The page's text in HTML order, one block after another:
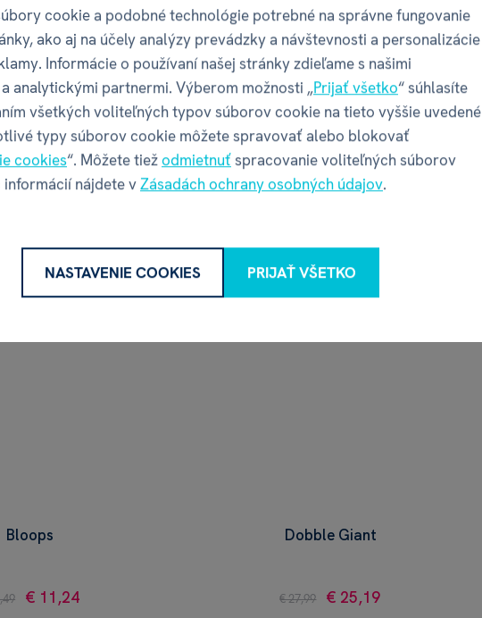
- Strakaté
(2. rozšírenie)
€ 7,46
na sklade
Dobble Sport
€ 16,49 € 14,84
na sklade
Bloops
€ 11,24
Dobble Giant
€ 27,99 € 25,19
cookie a podobné technológie potrebné na správne fungovanie
ako aj na účely analýzy prevádzky a návštevnosti a personalizácie
Informácie o používaní našej stránky zdieľame s našimi
analytickými partnermi. Výberom možnosti „Prijať všetko“ súhlasíte
všetkých voliteľných typov súborov cookie na tieto vyššie uvedené
typy súborov cookie môžete spravovať alebo blokovať
cookies“. Môžete tiežodmietnuťspracovanie voliteľných súborov
informácií nájdete vZásadách ochrany osobných údajov.
NASTAVENIE COOKIES PRIJAŤ VŠETKO